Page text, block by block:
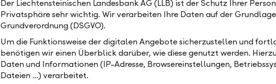
Marktausblick 2026
Das Jahr 2025 war geprägt von Handelskonflikten,
politischer Unruhe. Und mittendrin zeigen sich die Finanzmärkte
aller Erwartungen – erstaunlich stabil. Was also bringt das Jahr
Weiterlesen
Der Liechtensteinischen Landesbank AG (LLB) ist der Schutz Ihrer
Privatsphäre sehr wichtig. Wir verarbeiten Ihre Daten auf der
Grundverordnung (DSGVO).
Um die Funktionsweise der digitalen Angebote sicherzustellen und
benötigen wir einen Überblick darüber, wie diese genutzt werden.
Daten und Informationen (IP-Adresse, Browsereinstellungen,
Dateien …) verarbeitet.